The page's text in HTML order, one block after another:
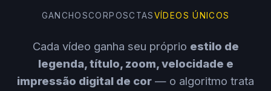
GANCHOSCORPOSCTASVÍDEOS ÚNICOS
Cada vídeo ganha seu próprio estilo de
legenda, título, zoom, velocidade e
impressão digital de cor — o algoritmo trata